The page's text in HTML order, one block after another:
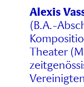
Alexis
(B.A.-
Theater